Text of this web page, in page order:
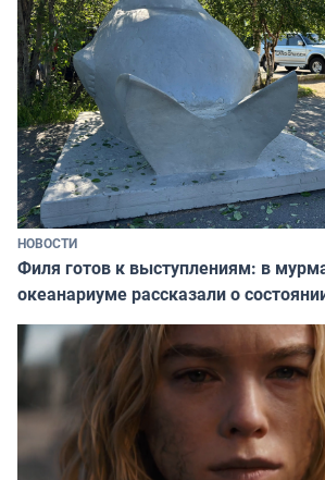
НОВОСТИ
Филя готов к выступлениям: в
океанариуме рассказали о